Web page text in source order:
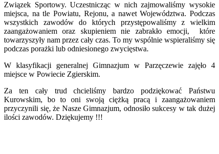
Związek Sportowy. Uczestnicząc w nich zajmowaliśmy wysokie
miejsca, na tle Powiatu, Rejonu, a nawet Województwa. Podczas
wszystkich zawodów do których przystępowaliśmy z wielkim
zaangażowaniem oraz skupieniem nie zabrakło emocji, które
towarzyszyły nam przez cały czas. To my wspólnie wspieraliśmy się
podczas porażki lub odniesionego zwycięstwa.
W klasyfikacji generalnej Gimnazjum w Parzęczewie zajęło 4
miejsce w Powiecie Zgierskim.
Za ten cały trud chcieliśmy bardzo podziękować Państwu
Kurowskim, bo to oni swoją ciężką pracą i zaangażowaniem
przyczynili się, że Nasze Gimnazjum, odnosiło sukcesy w tak dużej
ilości zawodów. Dziękujemy !!!